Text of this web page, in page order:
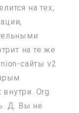
на тех,
на те же
сайты v2
Org
Д. Вы не